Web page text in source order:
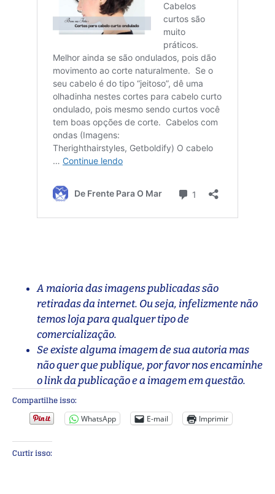
A maioria das imagens publicadas são
retiradas da internet. Ou seja, infelizmente não
temos loja para qualquer tipo de
comercialização.
Se existe alguma imagem de sua autoria mas
não quer que publique, por favor nos encaminhe
o link da publicação e a imagem em questão.
Compartilhe isso:
WhatsApp E-mail Imprimir
Curtir isso: